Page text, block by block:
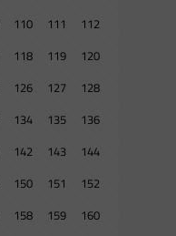
110 111
112
118 119
120
126 127
128
134 135
136
142 143
144
150 151
152
158 159
160